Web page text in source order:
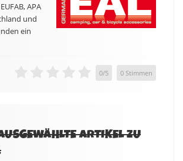
APA
und
ein
0/5 0Stimmen
ARTIKEL ZU